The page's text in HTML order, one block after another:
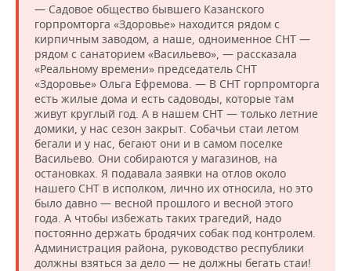
— Садовое общество бывшего Казанского
горпромторга «Здоровье» находится рядом с
кирпичным заводом, а наше, одноименное СНТ —
рядом с санаторием «Васильево», — рассказала
«Реальному времени» председатель СНТ
«Здоровье» Ольга Ефремова. — В СНТ горпромторга
есть жилые дома и есть садоводы, которые там
живут круглый год. А в нашем СНТ — только летние
домики, у нас сезон закрыт. Собачьи стаи летом
бегали и у нас, бегают они и в самом поселке
Васильево. Они собираются у магазинов, на
остановках. Я подавала заявки на отлов около
нашего СНТ в исполком, лично их относила, но это
было давно — весной прошлого и весной этого
года. А чтобы избежать таких трагедий, надо
постоянно держать бродячих собак под контролем.
Администрация района, руководство республики
должны взяться за дело — не должны бегать стаи!